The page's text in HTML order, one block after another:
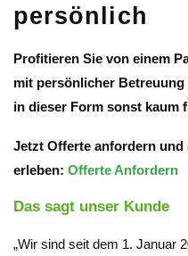
persönlich
Profitieren Sie von einem
mit persönlicher Betreuung
in dieser Form sonst kaum
Jetzt Offerte anfordern
erleben: Offerte Anfordern
Das sagt unser Kunde
„Wir sind seit dem 1. Januar